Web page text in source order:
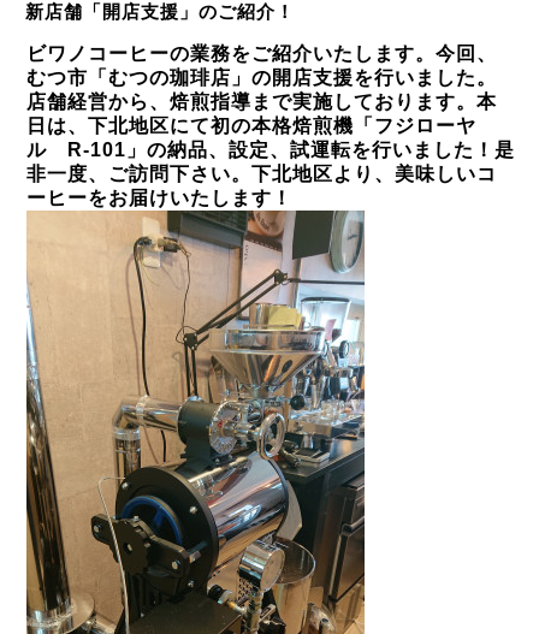
新店舗「開店支援」のご紹介！
ビワノコーヒーの業務をご紹介いたします。今回、
むつ市「むつの珈琲店」の開店支援を行いました。
店舗経営から、焙煎指導まで実施しております。本
日は、下北地区にて初の本格焙煎機「フジローヤ
ル R-101」の納品、設定、試運転を行いました！是
非一度、ご訪問下さい。下北地区より、美味しいコ
ーヒーをお届けいたします！